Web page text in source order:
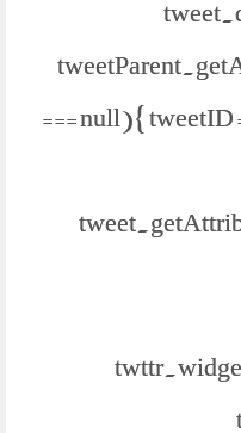
=== null){